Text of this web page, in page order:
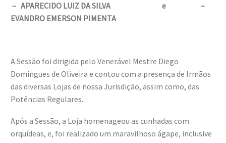
– APARECIDO LUIZ DA SILVA e
–
EVANDRO EMERSON PIMENTA
A Sessão foi dirigida pelo Venerável Mestre Diego
Domingues de Oliveira e contou com a presença de Irmãos
das diversas Lojas de nossa Jurisdição, assim como, das
Potências Regulares.
Após a Sessão, a Loja homenageou as cunhadas com
orquídeas, e, foi realizado um maravilhoso ágape, inclusive